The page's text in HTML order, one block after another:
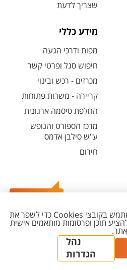
שצריך לדעת
מידע כללי
מפות ודרכי הגעה
חיפוש סגל ופרטי קשר
מכרזים - רכש ובינוי
קריירה - משרות פתוחות
החלפת סיסמה ארגונית
מרכז הספורט והנופש
ע"ש סילבן אדמס
חירום
מדיניות עריכת
תוכן